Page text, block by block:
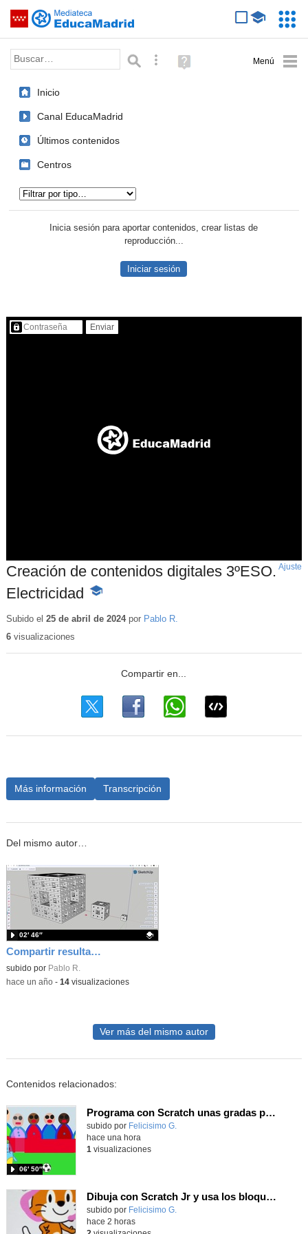
Saltar navegación
Palabra o frase: Búsqueda avanzada
Ayuda
(en
Inicio
Canal EducaMadrid
Últimos contenidos
Centros
Inicia sesión para aportar contenidos, crear listas de
reproducción...
Iniciar sesión
Contenido protegido…
Creación de contenidos digitales 3ºESO.
Electricidad
-
educativo
Ajuste
Subido el 25 de abril de 2024por Pablo R.
6visualizaciones
Más información Transcripción
Del mismo autor…
Compartir resultado ejercicios Sketchup
Contenido educativo.
subido por Pablo R.
02′ 46″
-hace un año- 14visualizaciones
Ver más del mismo autor
Contenidos relacionados:
Programa con Scratch unas gradas para que produzca el efecto de desplazamiento.
Contenido educativo.
subido por Felicisimo G.
06′ 50″
hace una hora
1 visualizaciones
Dibuja con Scratch Jr y usa los bloques de aparecer/desparecer para hacer animaciones
Contenido educativo.
subido por Felicisimo G.
hace 2 horas